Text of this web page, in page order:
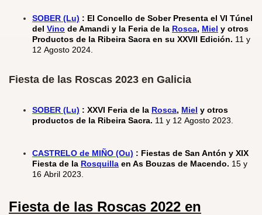
SOBER (Lu) : El Concello de Sober Presenta el VI Túnel
del Vino de Amandi y la Feria de la Rosca, Miel y otros
Productos de la Ribeira Sacra en su XXVII Edición. 11 y
12 Agosto 2024.
Fiesta de las Roscas 2023 en Galicia
SOBER (Lu) : XXVI Feria de la Rosca, Miel y otros
productos de la Ribeira Sacra. 11 y 12 Agosto 2023.
CASTRELO de MIÑO (Ou) : Fiestas de San Antón y XIX
Fiesta de la Rosquilla en As Bouzas de Macendo. 15 y
16 Abril 2023.
Fiesta de las Roscas 2022 en